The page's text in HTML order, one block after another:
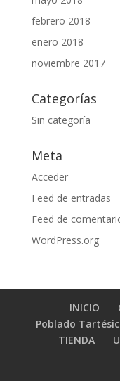
febrero 2018
enero 2018
noviembre 2017
Categorías
Sin categoría
Meta
Acceder
Feed de entradas
Feed de
WordPress.org
INICIO
Poblado
TIENDA